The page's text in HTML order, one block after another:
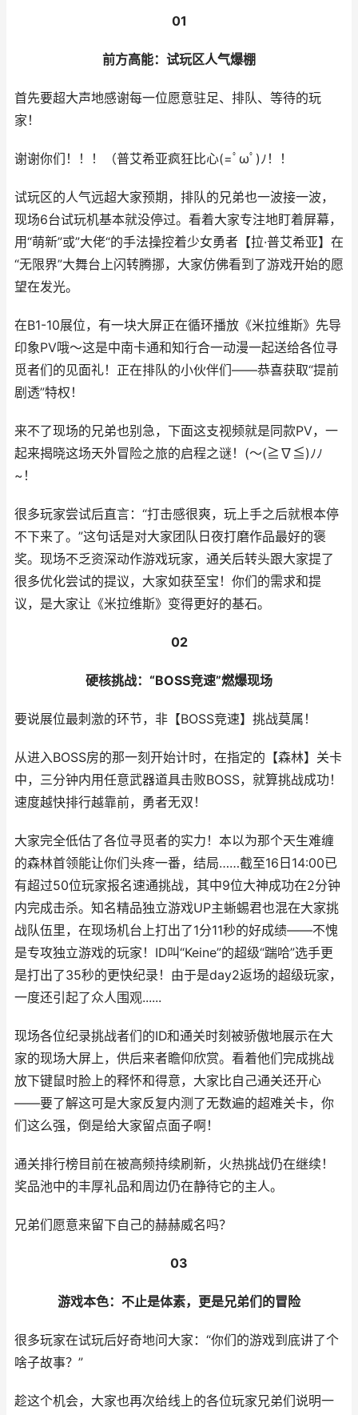
01
前方高能：试玩区人气爆棚
首先要超大声地感谢每一位愿意驻足、排队、等待的玩
家！
谢谢你们！！！（普艾希亚疯狂比心(=ﾟωﾟ)ﾉ！！
试玩区的人气远超大家预期，排队的兄弟也一波接一波，
现场6台试玩机基本就没停过。看着大家专注地盯着屏幕，
用“萌新”或”大佬“的手法操控着少女勇者【拉·普艾希亚】在
“无限界”大舞台上闪转腾挪，大家仿佛看到了游戏开始的愿
望在发光。
在B1-10展位，有一块大屏正在循环播放《米拉维斯》先导
印象PV哦～这是中南卡通和知行合一动漫一起送给各位寻
觅者们的见面礼！正在排队的小伙伴们——恭喜获取“提前
剧透”特权！
来不了现场的兄弟也别急，下面这支视频就是同款PV，一
起来揭晓这场天外冒险之旅的启程之谜！(～(≧∇≦)ﾉﾉ
~！
很多玩家尝试后直言：“打击感很爽，玩上手之后就根本停
不下来了。”这句话是对大家团队日夜打磨作品最好的褒
奖。现场不乏资深动作游戏玩家，通关后转头跟大家提了
很多优化尝试的提议，大家如获至宝！你们的需求和提
议，是大家让《米拉维斯》变得更好的基石。
02
硬核挑战：“BOSS竞速”燃爆现场
要说展位最刺激的环节，非【BOSS竞速】挑战莫属！
从进入BOSS房的那一刻开始计时，在指定的【森林】关卡
中，三分钟内用任意武器道具击败BOSS，就算挑战成功！
速度越快排行越靠前，勇者无双！
大家完全低估了各位寻觅者的实力！本以为那个天生难缠
的森林首领能让你们头疼一番，结局……截至16日14:00已
有超过50位玩家报名速通挑战，其中9位大神成功在2分钟
内完成击杀。知名精品独立游戏UP主蜥蜴君也混在大家挑
战队伍里，在现场机台上打出了1分11秒的好成绩——不愧
是专攻独立游戏的玩家！ID叫“Keine”的超级“踹哈”选手更
是打出了35秒的更快纪录！由于是day2返场的超级玩家，
一度还引起了众人围观......
现场各位纪录挑战者们的ID和通关时刻被骄傲地展示在大
家的现场大屏上，供后来者瞻仰欣赏。看着他们完成挑战
放下键鼠时脸上的释怀和得意，大家比自己通关还开心
——要了解这可是大家反复内测了无数遍的超难关卡，你
们这么强，倒是给大家留点面子啊！
通关排行榜目前在被高频持续刷新，火热挑战仍在继续！
奖品池中的丰厚礼品和周边仍在静待它的主人。
兄弟们愿意来留下自己的赫赫威名吗？
03
游戏本色：不止是体素，更是兄弟们的冒险
很多玩家在试玩后好奇地问大家：“你们的游戏到底讲了个
啥子故事？”
趁这个机会，大家也再次给线上的各位玩家兄弟们说明一